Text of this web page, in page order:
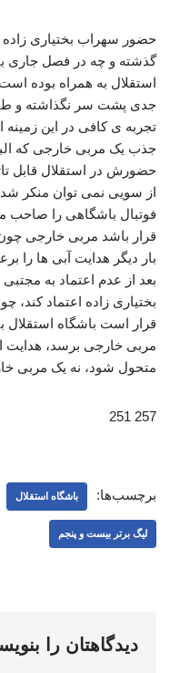
حضور سهراب بختیاری
گذشته و چه در فصل جاری
استقلال به همراه بوده
جدی پشت سر نگذاشته و
تجربه ی کافی در این
جذب یک مربی خارجی که
حضورش در استقلال قابل
از سویی نمی توان منکر شد
فوتبال باشگاهی را صاحب
قرار باشد مربی خارجی چون
بار دیگر هدایت آبی ها را
بعد از عدم اعتماد به
بختیاری زاده اعتماد
قرار است باشگاه استقلال
مربی خارجی برسد، هدایت
متحول شود، نه یک مربی
257 251
برچسب‌ها: باشگاه استقلال
لیگ برتر بیست و پنجم
دیدگاهتان را